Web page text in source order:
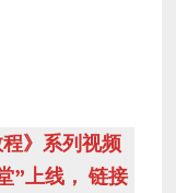
》系列视频
”上线， 链接